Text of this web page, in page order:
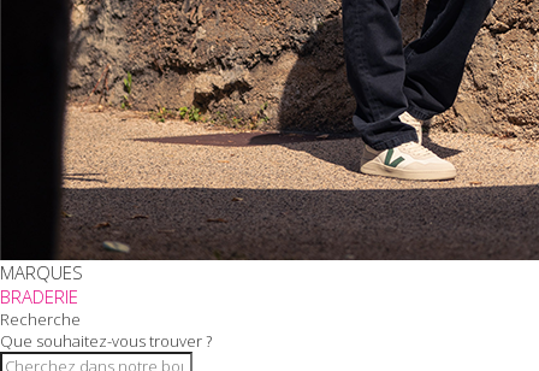
MARQUES
BRADERIE
Recherche
Que souhaitez-vous trouver ?